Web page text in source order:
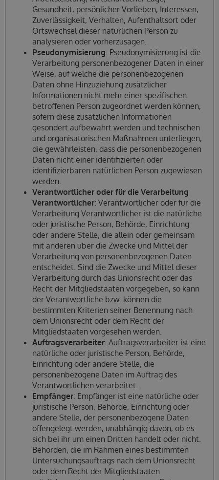
Gesundheit, persönlicher Vorlieben, Interessen,
Zuverlässigkeit, Verhalten, Aufenthaltsort oder
Ortswechsel dieser natürlichen Person zu
analysieren oder vorherzusagen.
Pseudonymisierung: Pseudonymisierung ist die
Verarbeitung personenbezogener Daten in einer
Weise, auf welche die personenbezogenen
Daten ohne Hinzuziehung zusätzlicher
Informationen nicht mehr einer spezifischen
betroffenen Person zugeordnet werden können,
sofern diese zusätzlichen Informationen
gesondert aufbewahrt werden und technischen
und organisatorischen Maßnahmen unterliegen,
die gewährleisten, dass die personenbezogenen
Daten nicht einer identifizierten oder
identifizierbaren natürlichen Person zugewiesen
werden.
Verantwortlicher oder für die Verarbeitung
Verantwortlicher: Verantwortlicher oder für die
Verarbeitung Verantwortlicher ist die natürliche
oder juristische Person, Behörde, Einrichtung
oder andere Stelle, die allein oder gemeinsam
mit anderen über die Zwecke und Mittel der
Verarbeitung von personenbezogenen Daten
entscheidet. Sind die Zwecke und Mittel dieser
Verarbeitung durch das Unionsrecht oder das
Recht der Mitgliedstaaten vorgegeben, so kann
der Verantwortliche bzw. können die
bestimmten Kriterien seiner Benennung nach
dem Unionsrecht oder dem Recht der
Mitgliedstaaten vorgesehen werden.
Auftragsverarbeiter: Auftragsverarbeiter ist eine
natürliche oder juristische Person, Behörde,
Einrichtung oder andere Stelle, die
personenbezogene Daten im Auftrag des
Verantwortlichen verarbeitet.
Empfänger: Empfänger ist eine natürliche oder
juristische Person, Behörde, Einrichtung oder
andere Stelle, der personenbezogene Daten
offengelegt werden, unabhängig davon, ob es
sich bei ihr um einen Dritten handelt oder nicht.
Behörden, die im Rahmen eines bestimmten
Untersuchungsauftrags nach dem Unionsrecht
oder dem Recht der Mitgliedstaaten